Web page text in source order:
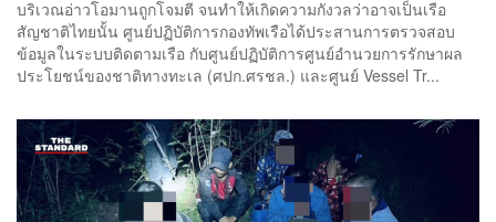
บริเวณอ่าวโอมานถูกโจมตี จนทำให้เกิดความกังวลว่าอาจเป็นเรือ
สัญชาติไทยนั้น ศูนย์ปฏิบัติการกองทัพเรือได้ประสานการตรวจสอบ
ข้อมูลในระบบติดตามเรือ กับศูนย์ปฏิบัติการศูนย์อำนวยการรักษาผล
ประโยชน์ของชาติทางทะเล (ศปก.ศรชล.) และศูนย์ Vessel Tr...